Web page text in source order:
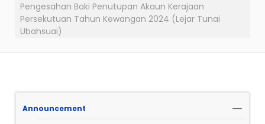
Pengesahan Baki Penutupan Akaun Kerajaan
Persekutuan Tahun Kewangan 2024 (Lejar Tunai
Ubahsuai)
Announcement